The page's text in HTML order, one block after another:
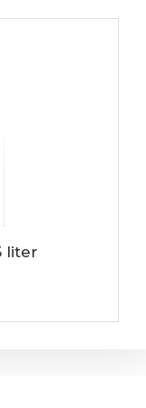
liter